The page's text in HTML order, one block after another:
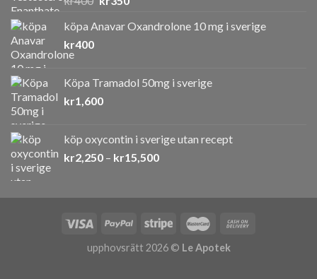
priset priset
köpa Anavar Oxandrolone 10 mg i sverige
kr400
Köpa Tramadol 50mg i sverige
kr1,600
köp oxycontin i sverige utan recept
kr2,250 – kr15,500Prisintervall:
kr15,500
upphovsrätt 2026 © Le Apotek